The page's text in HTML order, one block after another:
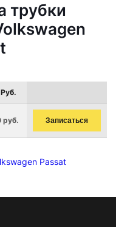
трубки
руб. Записаться
Passat